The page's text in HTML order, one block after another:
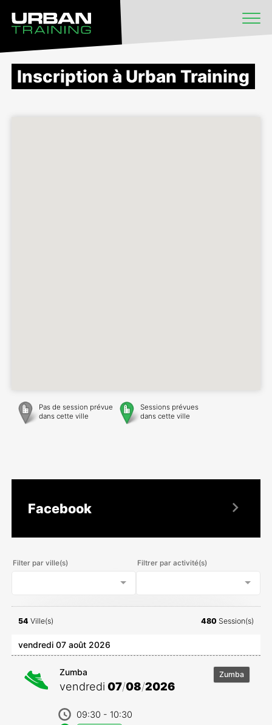
Inscription à Urban Training
Pas de session prévue
dans cette ville
Sessions prévues
dans cette ville
Facebook
Les cours vont débuter en mai pour finir au mois
de septembre.
Notre Facebook
Filter par ville(s) Filtrer par activité(s)
54 Ville(s) 480Session(s)
vendredi 07 août 2026
Zumba
vendredi 07/08/2026
Zumba
09:30 - 10:30